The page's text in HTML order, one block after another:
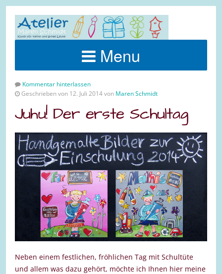
Menu
Kommentar hinterlassen
Geschrieben von 12. Juli 2014 von Maren Schmidt
Juhu! Der erste Schultag
Neben einem festlichen, fröhlichen Tag mit Schultüte
und allem was dazu gehört, möchte ich Ihnen hier meine